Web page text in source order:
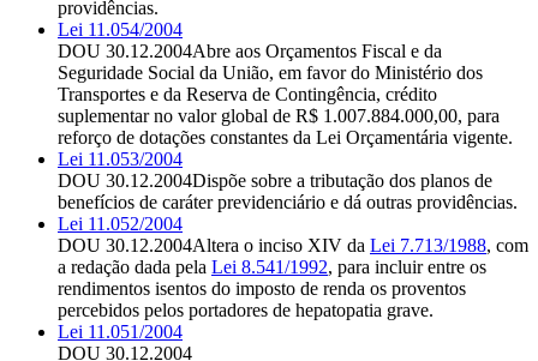
providências.
Lei 11.054/2004
DOU 30.12.2004Abre aos Orçamentos Fiscal e da
Seguridade Social da União, em favor do Ministério dos
Transportes e da Reserva de Contingência, crédito
suplementar no valor global de R$ 1.007.884.000,00, para
reforço de dotações constantes da Lei Orçamentária vigente.
Lei 11.053/2004
DOU 30.12.2004Dispõe sobre a tributação dos planos de
benefícios de caráter previdenciário e dá outras providências.
Lei 11.052/2004
DOU 30.12.2004Altera o inciso XIV da Lei 7.713/1988, com
a redação dada pela Lei 8.541/1992, para incluir entre os
rendimentos isentos do imposto de renda os proventos
percebidos pelos portadores de hepatopatia grave.
Lei 11.051/2004
DOU 30.12.2004